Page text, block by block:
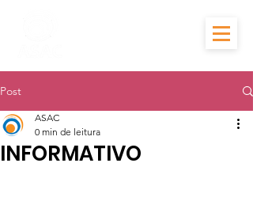
Post
INFORMATIVO
ASAC
0 min de leitura